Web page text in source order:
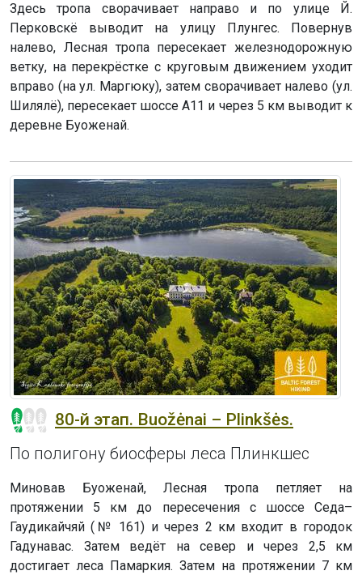
Здесь тропа сворачивает направо и по улице Й.
Перковскё выводит на улицу Плунгес. Повернув
налево, Лесная тропа пересекает железнодорожную
ветку, на перекрёстке с круговым движением уходит
вправо (на ул. Маргюку), затем сворачивает налево (ул.
Шилялё), пересекает шоссе А11 и через 5 км выводит к
деревне Буоженай.
80-й этап. Buožėnai – Plinkšės.
По полигону биосферы леса Плинкшес
Миновав Буоженай, Лесная тропа петляет на
протяжении 5 км до пересечения с шоссе Седа–
Гаудикайчяй (№ 161) и через 2 км входит в городок
Гадунавас. Затем ведёт на север и через 2,5 км
достигает леса Памаркия. Затем на протяжении 7 км